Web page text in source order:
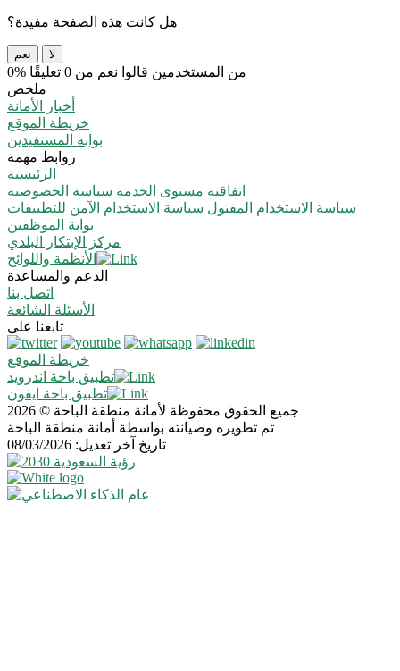
هل كانت هذه الصفحة مفيدة؟
نعم لا
0% من المستخدمين قالوا نعم من 0 تعليقًا
ملخص
أخبار الأمانة
خريطة الموقع
بوابة المستفيدين
روابط مهمة
الرئيسية
سياسة الخصوصية اتفاقية مستوى الخدمة
سياسة الاستخدام الآمن للتطبيقات سياسة الاستخدام المقبول
بوابة الموظفين
مركز الإبتكار البلدي
الأنظمة واللوائح
الدعم والمساعدة
اتصل بنا
الأسئلة الشائعة
تابعنا على
خريطة الموقع
تطبيق باحة اندرويد
تطبيق باحة ايفون
جميع الحقوق محفوظة لأمانة منطقة الباحة © 2026
تم تطويره وصيانته بواسطة أمانة منطقة الباحة
تاريخ آخر تعديل: 08/03/2026